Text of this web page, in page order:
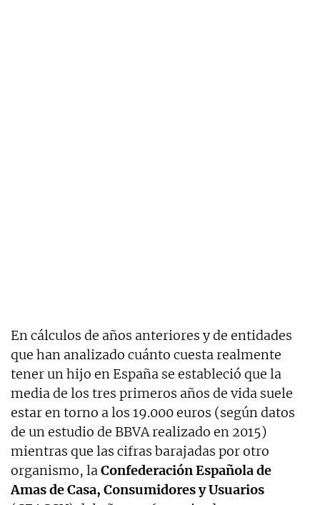
En cálculos de años anteriores y de entidades
que han analizado cuánto cuesta realmente
tener un hijo en España se estableció que la
media de los tres primeros años de vida suele
estar en torno a los 19.000 euros (según datos
de un estudio de BBVA realizado en 2015)
mientras que las cifras barajadas por otro
organismo, laConfederación Española de
Amas de Casa, Consumidores y Usuarios